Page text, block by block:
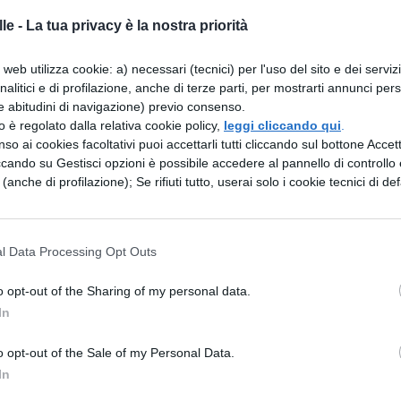
- La tua privacy è la nostra priorità
utilizza cookie: a) necessari (tecnici) per l'uso del sito e dei
e di profilazione, anche di terze parti, per mostrarti annunci
abitudini di navigazione) previo consenso.
è regolato dalla relativa cookie policy, leggi cliccando qui
ai cookies facoltativi puoi accettarli tutti cliccando sul bottone
su Gestisci opzioni è possibile accedere al pannello di controllo
di profilazione); Se rifiuti tutto, userai solo i cookie tecnici di
Data Processing Opt Outs
opt-out of the Sharing of my personal data.
opt-out of the Sale of my Personal Data.
l'attività dei processare. Siccome
dei processare avviene quasi esclusivamente
memoria centrale, si è cercato di ridurre il
nella CPU un certo quantitativo di
di primo livello(L1). Questa memoria fa
che in molti casi troverà ciò che gli
senza dover cercare altrove. La
maggiori di quella Ll e può essere integrata
CPU, come avviene nel Celeron Mendocino e
sul bus di sistema, come nei PC basati
comune memoria solo grazie all'impiego di
più efficiente logica di gestione. Il